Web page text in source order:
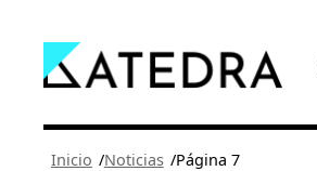
contenido
Inicio /Noticias /Página 7